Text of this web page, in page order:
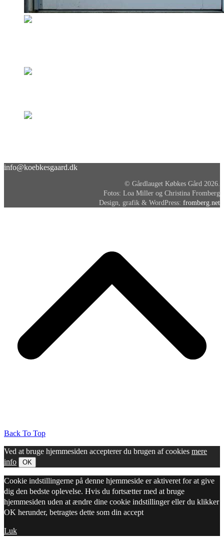
info@koebkesgaard.dk
© Gårdlauget Købkes Gård 2026.
Fotos: Loa Miller og Christina Fromberg
Design, grafik & WordPress: fromberg.net
Back To Top
Ved at bruge hjemmesiden accepterer du brugen af cookies mere
info
OK
Cookie indstillingerne på denne hjemmeside er aktiveret for at give
dig den bedste oplevelse. Hvis du fortsætter med at bruge
hjemmesiden uden at ændre dine cookie indstillinger eller du klikker
OK herunder, betragtes dette som din accept
Luk